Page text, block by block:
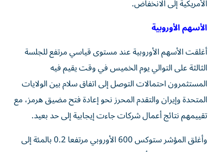
⁠الأمريكية إلى الانخفاض.
الأسهم الأوروبية
أغلقت الأسهم الأوروبية عند مستوى قياسي مرتفع للجلسة
الثالثة على التوالي يوم الخميس في وقت يقيم فيه
المستثمرون احتمالات التوصل إلى اتفاق سلام ‌بين الولايات
المتحدة وإيران والتقدم المحرز نحو إعادة فتح مضيق هرمز، مع ​
تقييمهم نتائج أعمال ⁠شركات جاءت إيجابية إلى حد بعيد.
وأغلق المؤشر ستوكس ‌600 الأوروبي مرتفعا 0.2 ‌بالمئة إلى